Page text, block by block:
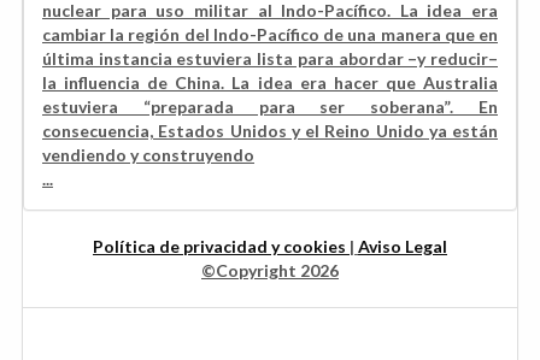
nuclear para uso militar al Indo-Pacífico. La idea era
cambiar la región del Indo-Pacífico de una manera que en
última instancia estuviera lista para abordar –y reducir–
la influencia de China. La idea era hacer que Australia
estuviera “preparada para ser soberana”. En
consecuencia, Estados Unidos y el Reino Unido ya están
vendiendo y construyendo
...
Política de privacidad y cookies | Aviso Legal
©Copyright 2026